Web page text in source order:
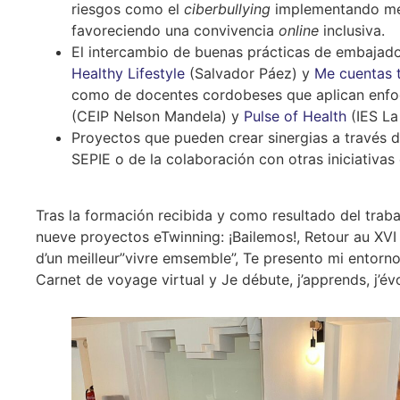
riesgos como el ciberbullying implementando
favoreciendo una convivencia online inclusiva.
El intercambio de buenas prácticas de
Healthy Lifestyle (Salvador Páez) y Me cuentas
como de docentes cordobeses que aplican
(CEIP Nelson Mandela) y Pulse of Health (IES
Proyectos que pueden crear sinergias a través
SEPIE o de la colaboración con otras
Tras la formación recibida y como resultado del
nueve proyectos eTwinning: ¡Bailemos!, Retour au
d’un meilleur”vivre emsemble”, Te presento mi
Carnet de voyage virtual y Je débute, j’apprends,